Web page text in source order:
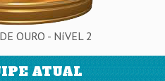
OURO - NíVEL 2
ATUAL